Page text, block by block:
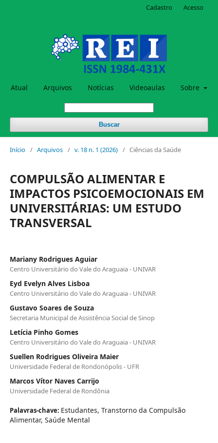
Atual Arquivos Notícias Videoaulas Sobre
Buscar
Cadastro Acesso
Início / Arquivos / v. 18 n. 1 (2026) / Ciências da Saúde
COMPULSÃO ALIMENTAR E
IMPACTOS PSICOEMOCIONAIS EM
UNIVERSITÁRIAS: UM ESTUDO
TRANSVERSAL
Mariany Rodrigues Aguiar
Centro Universitário do Vale do Araguaia - UNIVAR
Eyd Evelyn Alves Lisboa
Centro Universitário do Vale do Araguaia - UNIVAR
Gustavo Soares de Souza
Secretaria Municipal de Assistência Social de Sinop
Letícia Pinho Gomes
Centro Universitário do Vale do Araguaia - UNIVAR
Suellen Rodrigues Oliveira Maier
Universidade Federal de Rondonópolis - UFR
Marcos Vítor Naves Carrijo
Universidade Federal de Rondônia
Palavras-chave: Estudantes, Transtorno da Compulsão
Alimentar, Saúde Mental